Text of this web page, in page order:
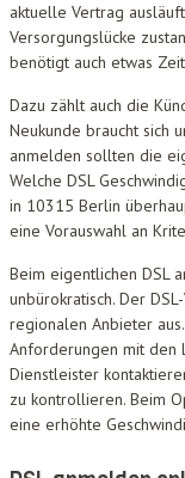
aktuelle Vertrag
Versorgungslücke
benötigt auch etwas
Dazu zählt auch die
Neukunde braucht sich
anmelden sollten die
Welche DSL
in 10315 Berlin
eine Vorauswahl an
Beim eigentlichen DSL
unbürokratisch. Der
regionalen Anbieter
Anforderungen mit den
Dienstleister
zu kontrollieren. Beim
eine erhöhte